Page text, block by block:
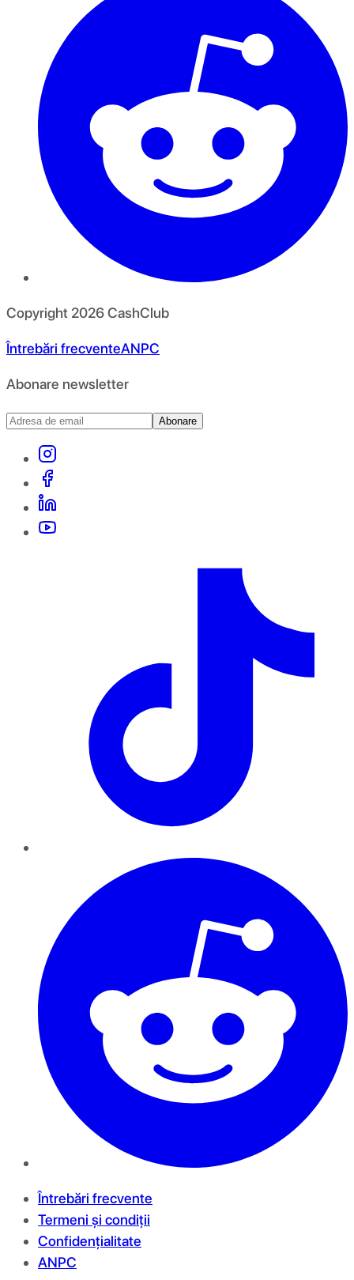
Copyright 2026CashClub
Întrebări frecventeANPC
Abonare newsletter
Abonare
Întrebări frecvente
Termeni și condiții
Confidențialitate
ANPC